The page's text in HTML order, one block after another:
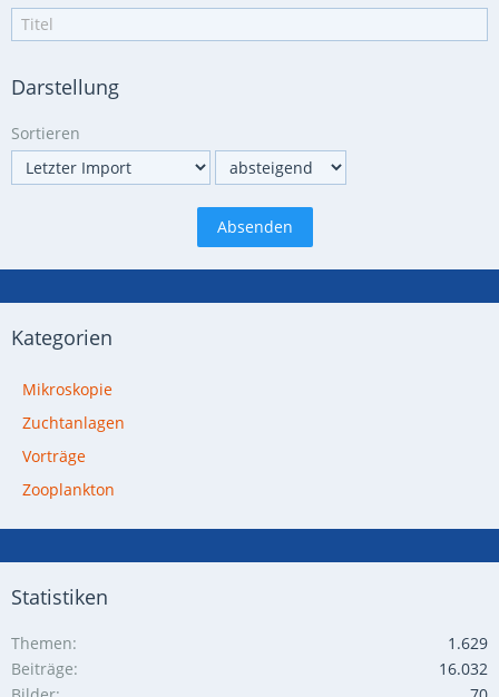
Darstellung
Sortieren
Kategorien
Mikroskopie
Zuchtanlagen
Vorträge
Zooplankton
Statistiken
Themen
1.629
Beiträge
16.032